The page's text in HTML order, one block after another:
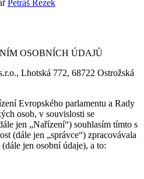
Petráš Rezek
OSOBNÍCH ÚDAJŮ
Lhotská 772, 68722 Ostrožská
Evropského parlamentu a Rady
osob, v souvislosti se
jen „Nařízení“) souhlasím tímto s
(dále jen „správce“) zpracovávala
jen osobní údaje), a to: